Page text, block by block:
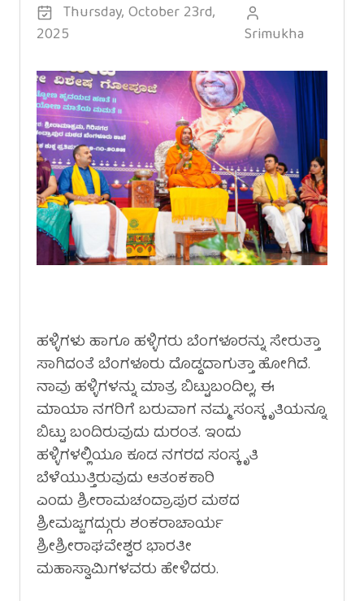
Thursday, October 23rd,
2025
Srimukha
ಹಳ್ಳಿಗಳು ಹಾಗೂ ಹಳ್ಳಿಗರು ಬೆಂಗಳೂರನ್ನು ಸೇರುತ್ತಾ
ಸಾಗಿದಂತೆ ಬೆಂಗಳೂರು ದೊಡ್ಡದಾಗುತ್ತಾ ಹೋಗಿದೆ.
ನಾವು ಹಳ್ಳಿಗಳನ್ನು ಮಾತ್ರ ಬಿಟ್ಟುಬಂದಿಲ್ಲ, ಈ
ಮಾಯಾ ನಗರಿಗೆ ಬರುವಾಗ ನಮ್ಮ ಸಂಸ್ಕೃತಿಯನ್ನೂ
ಬಿಟ್ಟು ಬಂದಿರುವುದು ದುರಂತ. ಇಂದು
ಹಳ್ಳಿಗಳಲ್ಲಿಯೂ ಕೂಡ ನಗರದ ಸಂಸ್ಕೃತಿ
ಬೆಳೆಯುತ್ತಿರುವುದು ಆತಂಕಕಾರಿ
ಎಂದು ಶ್ರೀರಾಮಚಂದ್ರಾಪುರ ಮಠದ
ಶ್ರೀಮಜ್ಜಗದ್ಗುರು ಶಂಕರಾಚಾರ್ಯ
ಶ್ರೀಶ್ರೀರಾಘವೇಶ್ವರ ಭಾರತೀ
ಮಹಾಸ್ವಾಮಿಗಳವರು ಹೇಳಿದರು.